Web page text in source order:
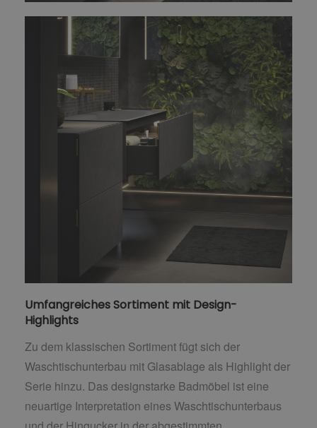
Umfangreiches Sortiment mit Design-
Highlights
Zu dem klassischen Sortiment fügt sich der
Waschtischunterbau mit Glasablage als Highlight der
Serie hinzu. Das designstarke Badmöbel ist eine
neuartige Interpretation eines Waschtischunterbaus